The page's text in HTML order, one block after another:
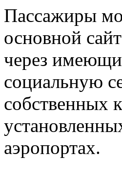
Пассажиры
основной
через
социальную
собственных
аэропортах.